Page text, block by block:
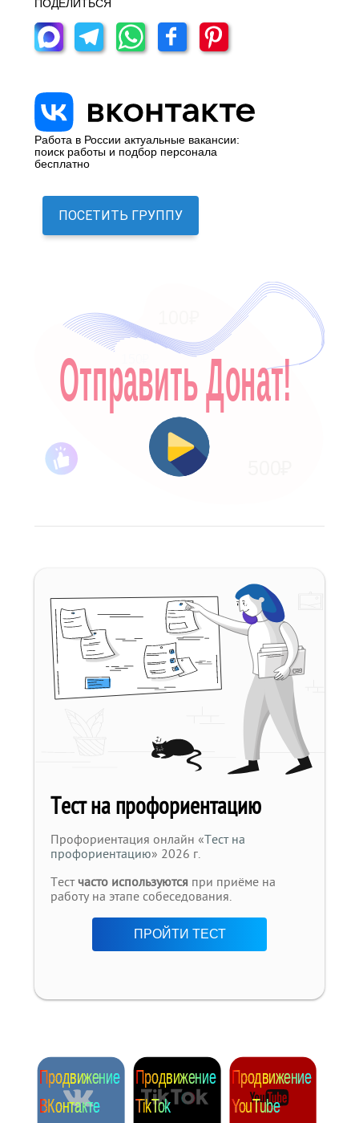
ПОДЕЛИТЬСЯ
Работа в России актуальные вакансии:
поиск работы и подбор персонала
бесплатно
ПОСЕТИТЬ ГРУППУ
Тест на профориентацию
Профориентация онлайн «Тест на
профориентацию» 2026 г.
Тестчасто используются при приёме на
работу на этапе собеседования.
ПРОЙТИ ТЕСТ